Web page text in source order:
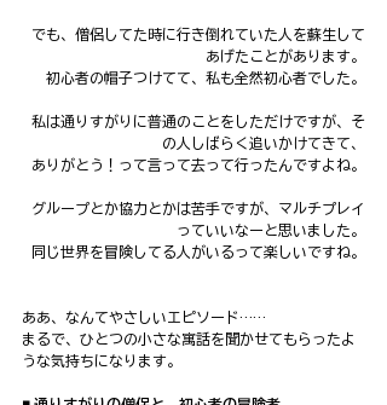
でも、僧侶してた時に行き倒れていた人を蘇生して
あげたことがあります。
初心者の帽子つけてて、私も全然初心者でした。
私は通りすがりに普通のことをしただけですが、そ
の人しばらく追いかけてきて、
ありがとう！って言って去って行ったんですよね。
グループとか協力とかは苦手ですが、マルチプレイ
っていいなーと思いました。
同じ世界を冒険してる人がいるって楽しいですね。
ああ、なんてやさしいエピソード……
まるで、ひとつの小さな寓話を聞かせてもらったよ
うな気持ちになります。